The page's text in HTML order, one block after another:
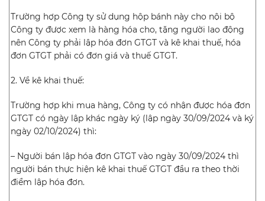
Trường hợp Công ty sử dụng hộp bánh này cho nội bộ
Công ty được xem là hàng hóa cho, tặng người lao động
nên Công ty phải lập hóa đơn GTGT và kê khai thuế, hóa
đơn GTGT phải có đơn giá và thuế GTGT.
2. Về kê khai thuế:
Trường hợp khi mua hàng, Công ty có nhận được hóa đơn
GTGT có ngày lập khác ngày ký (lập ngày 30/09/2024 và ký
ngày 02/10/2024) thì:
– Người bán lập hóa đơn GTGT vào ngày 30/09/2024 thì
người bán thực hiện kê khai thuế GTGT đầu ra theo thời
điểm lập hóa đơn.